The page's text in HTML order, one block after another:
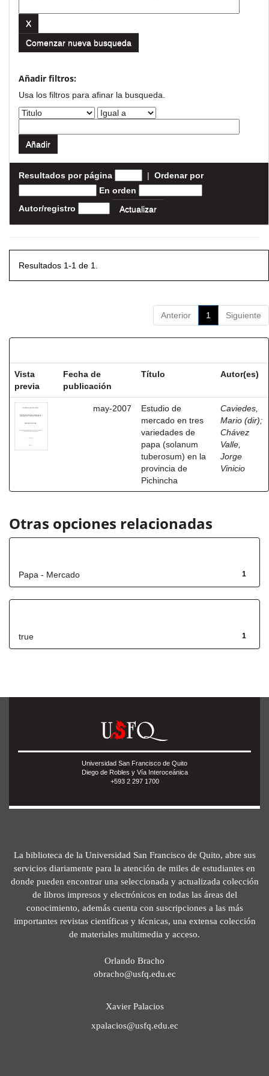
Comenzar nueva busqueda
Añadir filtros:
Usa los filtros para afinar la busqueda.
Resultados por página | Ordenar por
En orden
Autor/registro
Resultados 1-1 de 1.
Anterior 1 Siguiente
Vista
previa
Fecha de
publicación
Título Autor(es)
may-2007
Estudio de
mercado en tres
variedades de
papa (solanum
tuberosum) en la
provincia de
Pichincha
Caviedes,
Mario (dir);
Chávez
Valle,
Jorge
Vinicio
Otras opciones relacionadas
1
Papa - Mercado
1
true
Universidad San Francisco de Quito
Diego de Robles y Vía Interoceánica
+593 2 297 1700
La biblioteca de la Universidad San Francisco de Quito, abre sus
servicios diariamente para la atención de miles de estudiantes en
donde pueden encontrar una seleccionada y actualizada colección
de libros impresos y electrónicos en todas las áreas del
conocimiento, además cuenta con suscripciones a las más
importantes revistas científicas y técnicas, una extensa colección
de materiales multimedia y acceso.
Orlando Bracho
obracho@usfq.edu.ec
Xavier Palacios
xpalacios@usfq.edu.ec